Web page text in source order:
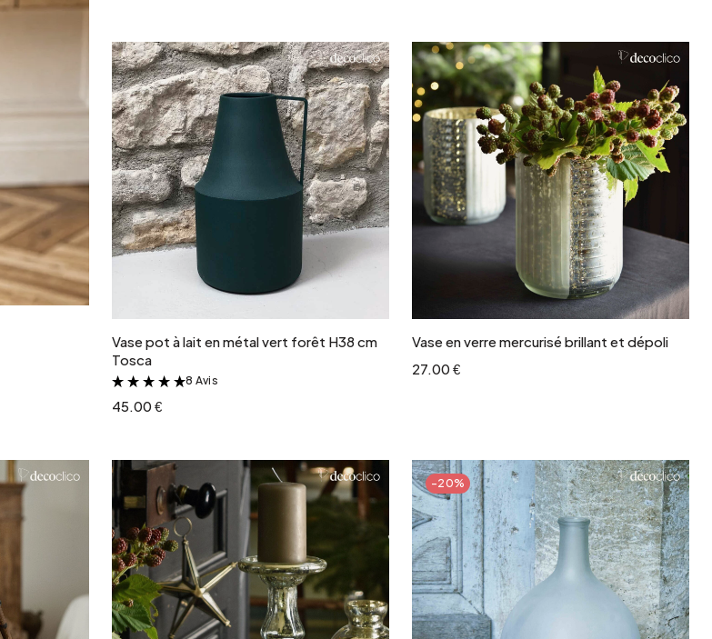
Ajouter au panier
Vase pot à lait en métal vert forêt H38 cm
Tosca
&
8 Avis
45.00 €
Ajouter au panier
Vase en verre mercurisé brillant et dépoli
27.00 €
-20%